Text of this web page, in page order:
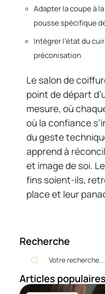
Adapter la coupe à
pousse spécifique
Intégrer l’état du
préconisation
Le salon de
point de départ
mesure, où
où la confiance
du geste
apprend à
et image de soi.
fins soient-ils,
place et leur
Recherche
Articles populaires